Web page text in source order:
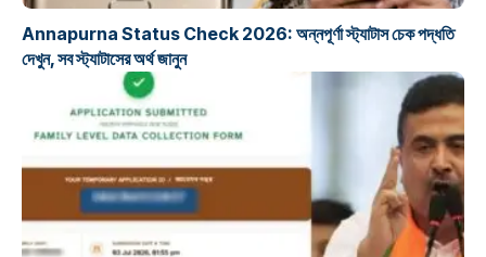
Annapurna Status Check 2026: অন্নপূর্ণা স্ট্যাটাস চেক পদ্ধতি
দেখুন, সব স্ট্যাটাসের অর্থ জানুন